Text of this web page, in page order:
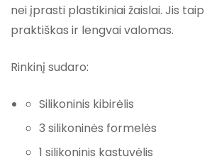
nei įprasti plastikiniai žaislai. Jis
praktiškas ir lengvai valomas.
Rinkinį sudaro:
Silikoninis kibirėlis
3 silikoninės formelės
1 silikoninis kastuvėlis